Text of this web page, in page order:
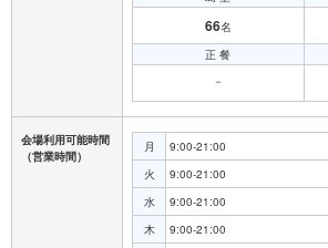
66名
正 餐
－
会場利用可能時間
（営業時間）
月
9:00-21:00
火
9:00-21:00
水
9:00-21:00
木
9:00-21:00